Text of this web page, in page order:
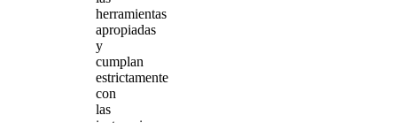
herramientas
apropiadas
y
cumplan
estrictamente
con
las